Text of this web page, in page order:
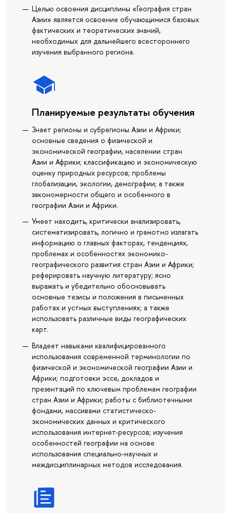
Целью освоения дисциплины «География стран
Азии» является освоение обучающимися базовых
фактических и теоретических знаний,
необходимых для дальнейшего всестороннего
изучения выбранного региона.
Планируемые результаты обучения
Знает регионы и субрегионы Азии и Африки;
основные сведения о физической и
экономической географии, населении стран
Азии и Африки; классификацию и экономическую
оценку природных ресурсов; проблемы
глобализации, экологии, демографии; а также
закономерности общего и особенного в
географии Азии и Африки.
Умеет находить, критически анализировать,
систематизировать, логично и грамотно излагать
информацию о главных факторах, тенденциях,
проблемах и особенностях экономико-
географического развития стран Азии и Африки;
реферировать научную литературу; ясно
выражать и убедительно обосновывать
основные тезисы и положения в письменных
работах и устных выступлениях; а также
использовать различные виды географических
карт.
Владеет навыками квалифицированного
использования современной терминологии по
физической и экономической географии Азии и
Африки; подготовки эссе, докладов и
презентаций по ключевым проблемам географии
стран Азии и Африки; работы с библиотечными
фондами, массивами статистическо-
экономических данных и критического
использования интернет-ресурсов; изучения
особенностей географии на основе
использования специально-научных и
междисциплинарных методов исследования.